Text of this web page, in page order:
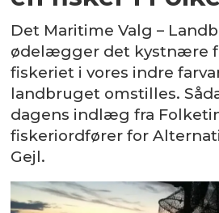
Det Maritime Valg –
ødelægger det kystnære
fiskeriet i vores indre
landbruget omstilles.
dagens indlæg fra
fiskeriordfører for
Gejl.